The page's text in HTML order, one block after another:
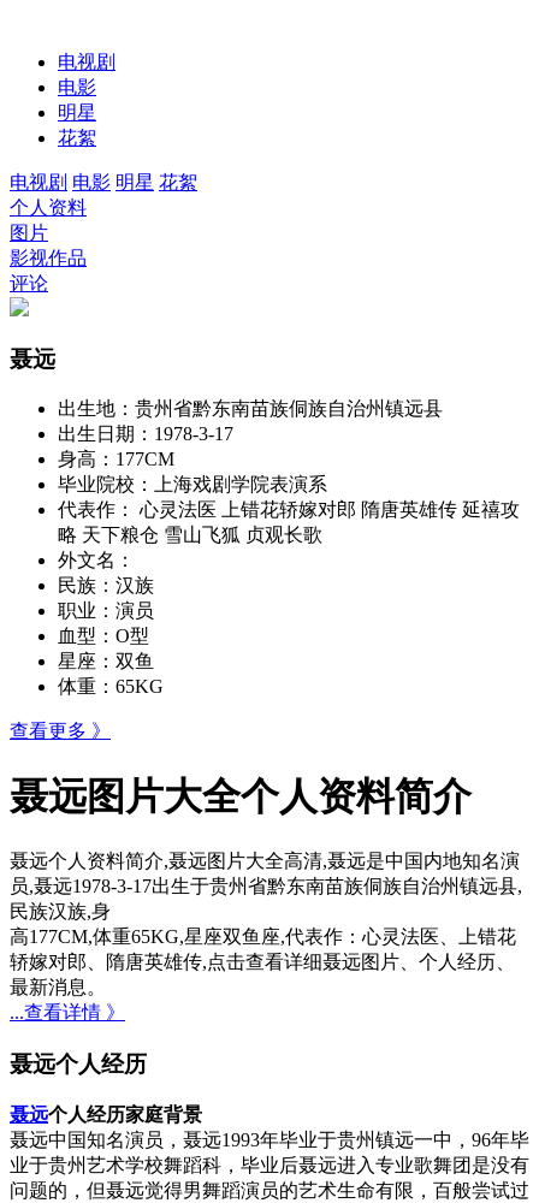
电视剧
电影
明星
花絮
电视剧 电影 明星 花絮
个人资料
图片
影视作品
评论
聂远
出生地： 贵州省黔东南苗族侗族自治州镇远县
出生日期： 1978-3-17
身高： 177CM
毕业院校： 上海戏剧学院表演系
代表作：
心灵法医 上错花轿嫁对郎 隋唐英雄传 延禧攻
略 天下粮仓 雪山飞狐 贞观长歌
外文名：
民族： 汉族
职业： 演员
血型： O型
星座： 双鱼
体重： 65KG
查看更多 》
聂远图片大全个人资料简介
聂远个人资料简介,聂远图片大全高清,聂远是中国内地知名演
员,聂远1978-3-17出生于贵州省黔东南苗族侗族自治州镇远县,
民族汉族,身
高177CM,体重65KG,星座双鱼座,代表作：心灵法医、上错花
轿嫁对郎、隋唐英雄传,点击查看详细聂远图片、个人经历、
最新消息。
...查看详情 》
聂远个人经历
聂远个人经历家庭背景
聂远中国知名演员，聂远1993年毕业于贵州镇远一中，96年毕
业于贵州艺术学校舞蹈科，毕业后聂远进入专业歌舞团是没有
问题的，但聂远觉得男舞蹈演员的艺术生命有限，百般尝试过